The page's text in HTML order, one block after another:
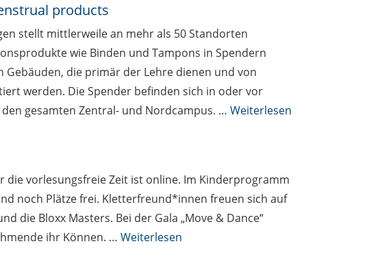
products
stellt mittlerweile an mehr als 50 Standorten
wie Binden und Tampons in Spendern
Gebäuden, die primär der Lehre dienen und von
werden. Die Spender befinden sich in oder vor
gesamten Zentral- und Nordcampus. … Weiterlesen
die vorlesungsfreie Zeit ist online. Im Kinderprogramm
noch Plätze frei. Kletterfreund*innen freuen sich auf
die Bloxx Masters. Bei der Gala „Move & Dance“
ihr Können. … Weiterlesen